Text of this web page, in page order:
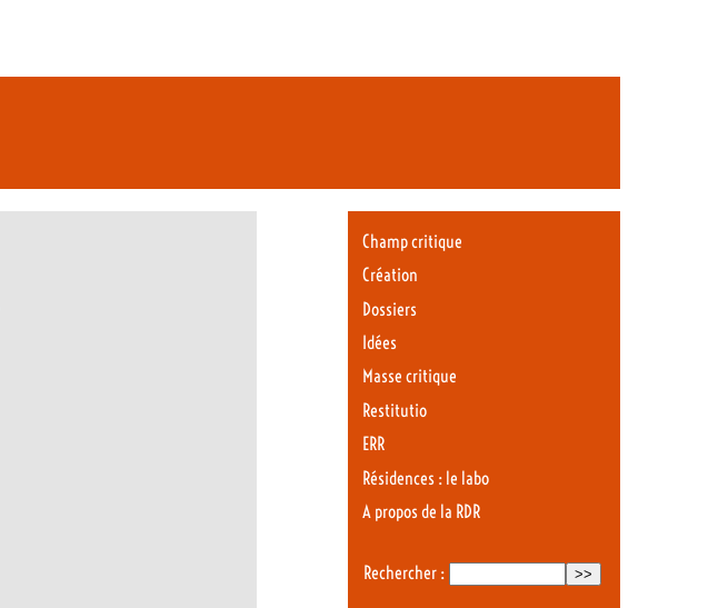
Champ critique
Création
Dossiers
Idées
Masse critique
Restitutio
ERR
Résidences : le labo
A propos de la RDR
Rechercher :